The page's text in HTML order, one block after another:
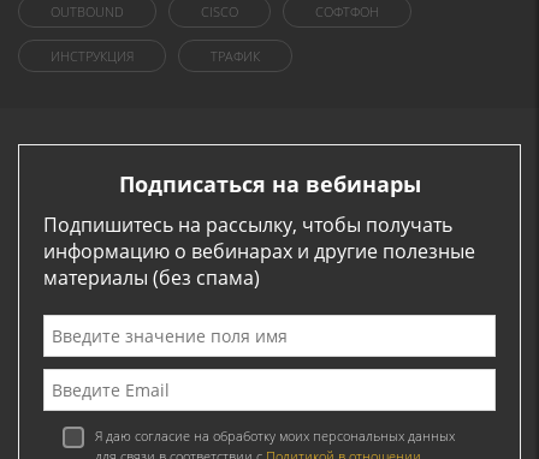
OUTBOUND CISCO СОФТФОН
ИНСТРУКЦИЯ ТРАФИК
Подписаться на вебинары
Подпишитесь на рассылку, чтобы получать
информацию о вебинарах и другие полезные
материалы (без спама)
Я даю согласие на обработку моих персональных данных